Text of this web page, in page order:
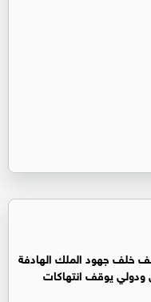
خلف جهود الملك الهادفة
ودولي يوقف انتهاكات